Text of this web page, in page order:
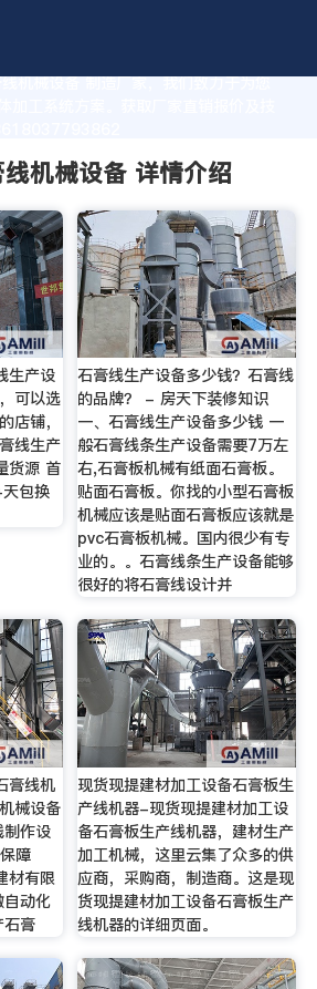
机械设备 制造厂家，我们致力于为您
加工系统方案。获取厂家直销报价及技
机械设备 详情介绍
生产设
可以选
店铺，
线生产
货源 首
包换
石膏线生产设备多少钱？石膏线
的品牌？ - 房天下装修知识
一、石膏线生产设备多少钱 一
般石膏线条生产设备需要7万左
右,石膏板机械有纸面石膏板。
贴面石膏板。你找的小型石膏板
机械应该是贴面石膏板应该就是
pvc石膏板机械。国内很少有专
业的。。石膏线条生产设备能够
很好的将石膏线设计并
膏线机
械设备
作设
障
材有限
动化
石膏
现货现提建材加工设备石膏板生
产线机器-现货现提建材加工设
备石膏板生产线机器，建材生产
加工机械，这里云集了众多的供
应商，采购商，制造商。这是现
货现提建材加工设备石膏板生产
线机器的详细页面。